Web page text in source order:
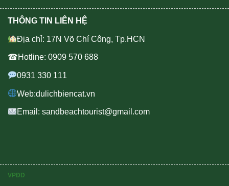
THÔNG TIN LIÊN HỆ
Địa chỉ: 17N Võ Chí Công, Tp.HCN
☎Hotline: 0909 570 688
0931 330 111
Web:dulichbiencat.vn
Email: sandbeachtourist@gmail.com
VPĐD